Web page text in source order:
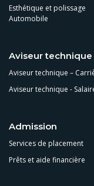
Esthétique et polissage
Automobile
Aviseur technique
Aviseur technique –
Aviseur technique -
Admission
Services de placement
Prêts et aide financière